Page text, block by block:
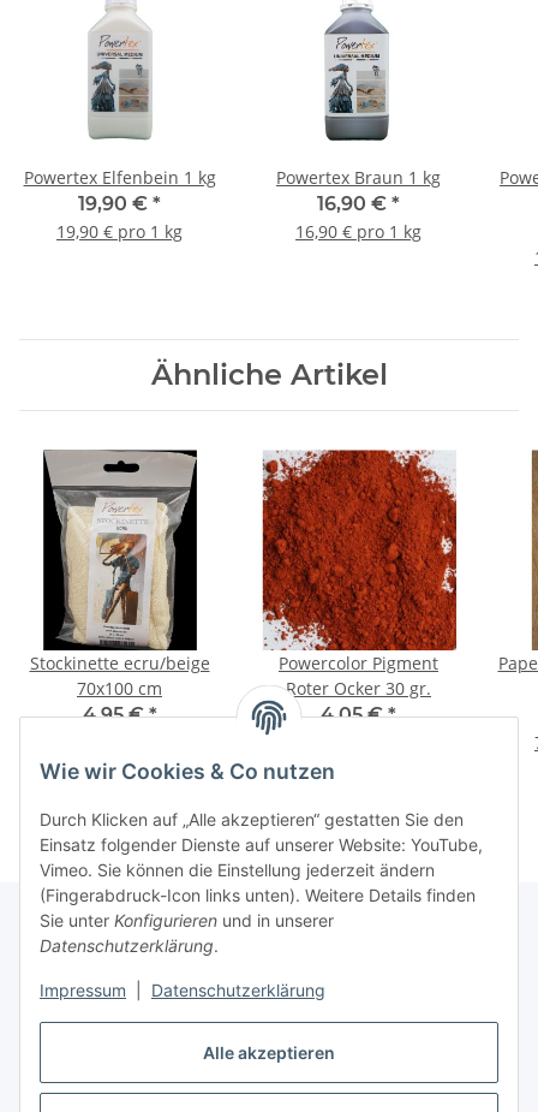
Alle akzeptieren
Wie wir Cookies & Co nutzen
Durch Klicken auf „Alle akzeptieren“ gestatten Sie den
Einsatz folgender Dienste auf unserer Website: YouTube,
Vimeo. Sie können die Einstellung jederzeit ändern
(Fingerabdruck-Icon links unten). Weitere Details finden
Sie unter Konfigurieren und in unserer
Datenschutzerklärung.
Impressum Datenschutzerklärung
Powertex Elfenbein 1 kg
19,90 € *
19,90 € pro 1 kg
Powertex Braun 1 kg
16,90 € *
16,90 € pro 1 kg
Ähnliche Artikel
Stockinette ecru/beige
70x100 cm
4,95 €*
Powercolor Pigment
Roter Ocker 30 gr.
4,05 €*